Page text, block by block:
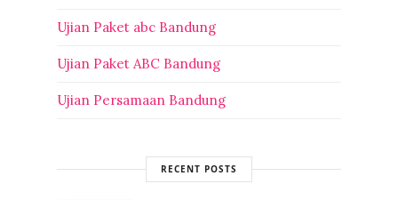
Ujian Paket abc Bandung
Ujian Paket ABC Bandung
Ujian Persamaan Bandung
RECENT POSTS